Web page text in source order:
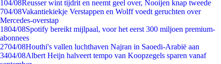
104/08Reusser wint tijdrit en neemt geel over, Nooijen knap tweede
704/08Vakantiekiekje Verstappen en Wolff voedt geruchten over
Mercedes-overstap
1804/08Spotify bereikt mijlpaal, voor het eerst 300 miljoen premium-
abonnees
2704/08Houthi's vallen luchthaven Najran in Saoedi-Arabië aan
3404/08Albert Heijn halveert tempo van Koopzegels sparen vanaf